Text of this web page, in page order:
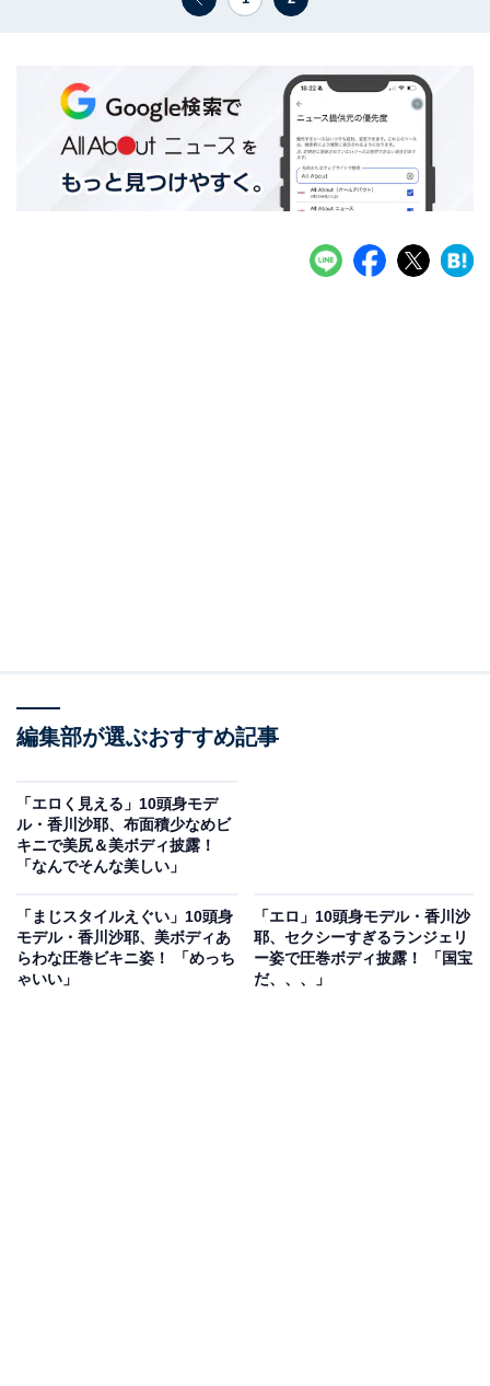
編集部が選ぶおすすめ記事
「エロく見える」10頭身モデ
ル・香川沙耶、布面積少なめビ
キニで美尻＆美ボディ披露！
「なんでそんな美しい」
「まじスタイルえぐい」10頭身
モデル・香川沙耶、美ボディあ
らわな圧巻ビキニ姿！ 「めっち
ゃいい」
「エロ」10頭身モデル・香川沙
耶、セクシーすぎるランジェリ
ー姿で圧巻ボディ披露！ 「国宝
だ、、、」